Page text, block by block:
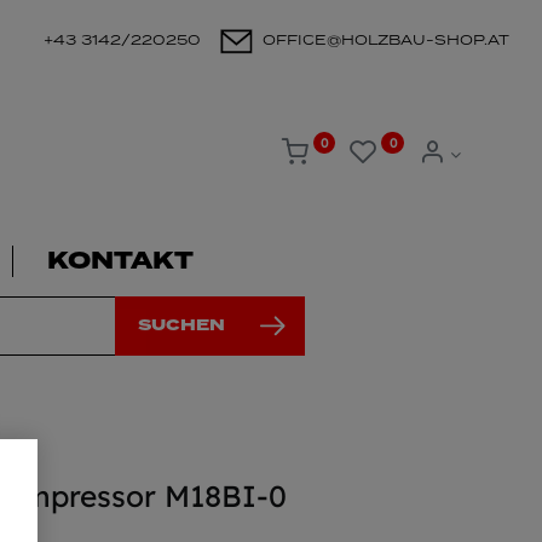
+43 3142/220250 OFFICE@HOLZBAU-SHOP.AT
0 0
KONTAKT
SUCHEN
M18BI-0